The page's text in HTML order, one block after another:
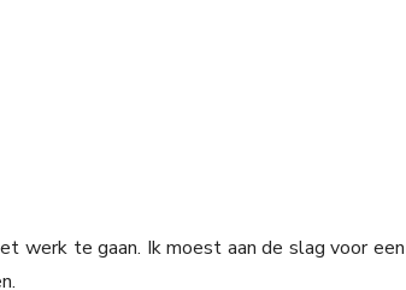
werk te gaan. Ik moest aan de slag voor een